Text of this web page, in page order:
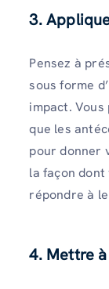
3.
Pensez à
sous forme
impact.
que les
pour donner
la façon
répondre à
4. Mettre